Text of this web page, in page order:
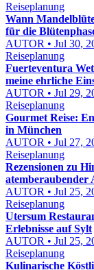
Reiseplanung
Wann
für die
AUTOR • Jul 30,
Reiseplanung
Fuerteventura
meine ehrliche
AUTOR • Jul 29,
Reiseplanung
Gourmet Reise:
in München
AUTOR • Jul 27,
Reiseplanung
Rezensionen zu
atemberaubender
AUTOR • Jul 25,
Reiseplanung
Utersum
Erlebnisse auf Sylt
AUTOR • Jul 25,
Reiseplanung
Kulinarische